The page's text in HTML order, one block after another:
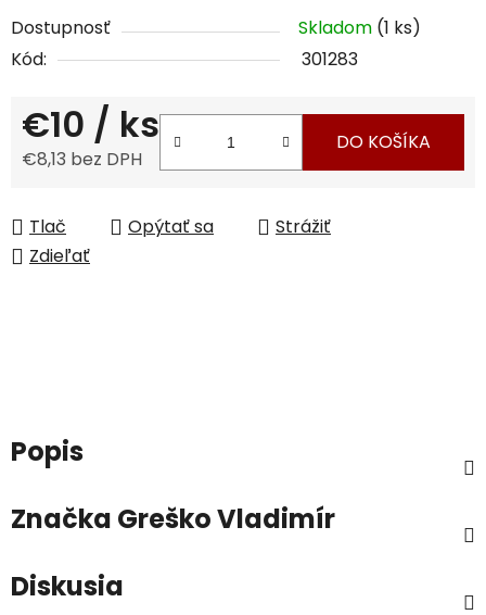
Dostupnosť Skladom (1 ks)
Kód:
301283
€10 / ks
€8,13 bez DPH
DO KOŠÍKA
Tlač Opýtať sa
Strážiť
Zdieľať
Popis
Značka Greško Vladimír
Diskusia